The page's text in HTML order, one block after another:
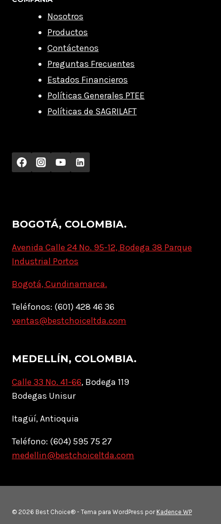
Nosotros
Productos
Contáctenos
Preguntas Frecuentes
Estados Financieros
Políticas Generales PTEE
Políticas de SAGRILAFT
BOGOTÁ, COLOMBIA.
Avenida Calle 24 No. 95-12, Bodega 38 Parque
Industrial Portos
Bogotá, Cundinamarca.
Teléfonos: (601) 428 46 36
ventas@bestchoiceltda.com
MEDELLÍN, COLOMBIA.
Calle 33 No. 41-66, Bodega 119
Bodegas Unisur
Itagüí, Antioquia
Teléfono: (604) 595 75 27
medellin@bestchoiceltda.com
© 2026 Best Choice® - Tema para WordPress por Kadence WP